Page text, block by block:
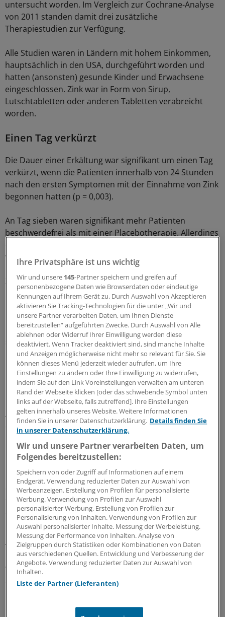
untersucht worden. Im Vergleich zur Cochrane-Analyse
von 2011 standen damit drei zusätzliche
Therapiestudien zur Verfügung.
Alle Studien waren in Ländern mit hohem Einkommen,
hauptsächlich in den USA, durchgeführt worden und
hatten (ansonsten) gesunde Kinder und Erwachsene
eingeschlossen. Zink war in Form von Sirup,
Lutschtabletten oder anderen Tabletten verabreicht
worden.
Einen Tag verkürzt
Die Dauer einer Erkältung war signifikant um einen Tag
verkürzt, wenn die Patienten innerhalb von 24 Stunden
nach den ersten Symptomen mit der Einnahme von Zink
begonnen hatten (p = 0,003).
An Tag sieben waren signifikant mehr Patienten
beschwerdefrei als mit einer Placebotherapie. Allerdings
von 75 mg pro Tag als wirksam. Der Schweregrad der
Erkältungssymptome wurde durch die Einnahme von
Zink nicht beeinflusst.
Bei prophylaktischer Anwendung des Spurenelements,
in nur zwei Studien und ausschließlich bei Kindern
untersucht, war die Häufigkeit von Erkältungsepisoden
signifikant um 36 Prozent reduziert.
Die Kinder fehlten außerdem seltener in der Schule und
bekamen weniger Antibiotika (die bei einer
unkomplizierten Erkältung ohnehin nicht indiziert sind).
Als Nebenwirkungen der Zinkbehandlung berichteten
die Probanden über Übelkeit und mit den
Lutschtabletten zusätzlich über schlechten Geschmack
im Mund.
"Zink, als Sirup oder Lutschtablette innerhalb von 24
Stunden nach Symptombeginn eingenommen, reduziert
die Dauer einer Erkältung", lautet das Fazit der
Studienautoren Dr. Meenu Singh, Chandigarh, und Dr.
Rashmi R. Das, Neu Delhi.
Tagesdosis von 75 mg empfehlenswert
Wegen der großen Heterogenität zwischen den
einzelnen Studien sei aber gewisse Vorsicht geboten.
Lutschtabletten in einer Tagesdosis von mindestens 75
Ihre Privatsphäre ist uns wichtig
Wir und unsere 145-Partner speichern und greifen auf
personenbezogene Daten wie Browserdaten oder eindeutige
Kennungen auf Ihrem Gerät zu. Durch Auswahl von Akzeptieren
aktivieren Sie Tracking-Technologien für die unter „Wir und
unsere Partner verarbeiten Daten, um Ihnen Dienste
bereitzustellen“ aufgeführten Zwecke. Durch Auswahl von Alle
ablehnen oder Widerruf Ihrer Einwilligung werden diese
deaktiviert. Wenn Tracker deaktiviert sind, sind manche Inhalte
und Anzeigen möglicherweise nicht mehr so relevant für Sie. Sie
können dieses Menü jederzeit wieder aufrufen, um Ihre
Einstellungen zu ändern oder Ihre Einwilligung zu widerrufen,
indem Sie auf den Link Voreinstellungen verwalten am unteren
Rand der Webseite klicken [oder das schwebende Symbol unten
links auf der Webseite, falls zutreffend]. Ihre Einstellungen
gelten innerhalb unseres Website. Weitere Informationen
finden Sie in unserer Datenschutzerklärung. Details finden Sie
in unserer Datenschutzerklärung.
Wir und unsere Partner verarbeiten Daten, um
Folgendes bereitzustellen:
Speichern von oder Zugriff auf Informationen auf einem
Endgerät. Verwendung reduzierter Daten zur Auswahl von
Werbeanzeigen. Erstellung von Profilen für personalisierte
Werbung. Verwendung von Profilen zur Auswahl
personalisierter Werbung. Erstellung von Profilen zur
Personalisierung von Inhalten. Verwendung von Profilen zur
Auswahl personalisierter Inhalte. Messung der Werbeleistung.
Messung der Performance von Inhalten. Analyse von
Zielgruppen durch Statistiken oder Kombinationen von Daten
aus verschiedenen Quellen. Entwicklung und Verbesserung der
Angebote. Verwendung reduzierter Daten zur Auswahl von
Inhalten.
Liste der Partner (Lieferanten)